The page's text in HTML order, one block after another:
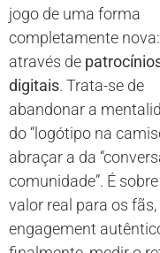
jogo de uma forma
completamente nova:
através de
digitais. Trata-se de
abandonar a
do “logótipo na
abraçar a da
comunidade”. É
valor real para os
engagement